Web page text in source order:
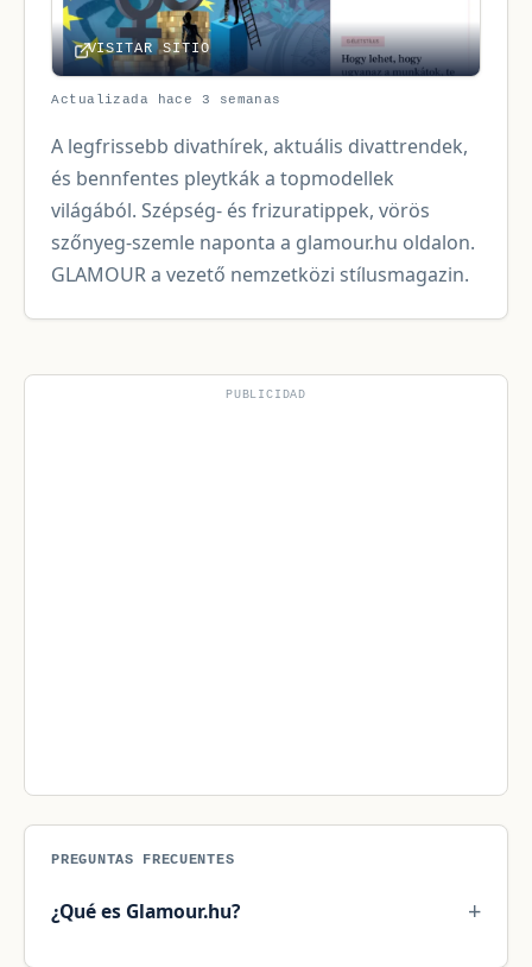
VISITAR SITIO
Actualizada hace 3 semanas
A legfrissebb divathírek, aktuális divattrendek,
és bennfentes pleytkák a topmodellek
világából. Szépség- és frizuratippek, vörös
szőnyeg-szemle naponta a glamour.hu oldalon.
GLAMOUR a vezető nemzetközi stílusmagazin.
PUBLICIDAD
PREGUNTAS FRECUENTES
¿Qué es Glamour.hu?